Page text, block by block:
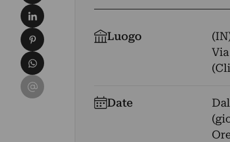
Luogo
Date Dal
Condividi su LinkedIn
Condividi su Pinterest
Condividi su WhatsApp
Condividi su Email